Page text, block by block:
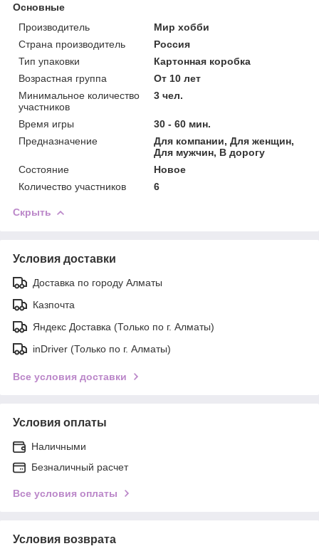
Основные
Производитель
Мир хобби
Страна производитель
Россия
Тип упаковки
Картонная коробка
Возрастная группа
От 10 лет
Минимальное количество
участников
3 чел.
Время игры
30 - 60 мин.
Предназначение
Для компании, Для женщин,
Для мужчин, В дорогу
Состояние
Новое
Количество участников
6
Скрыть
Условия доставки
Доставка по городу Алматы
Казпочта
Яндекс Доставка (Только по г. Алматы)
inDriver (Только по г. Алматы)
Все условия доставки
Условия оплаты
Наличными
Безналичный расчет
Все условия оплаты
Условия возврата